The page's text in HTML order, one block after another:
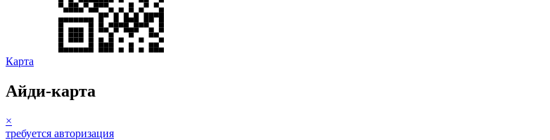
Карта
Айди-карта
×
требуется авторизация